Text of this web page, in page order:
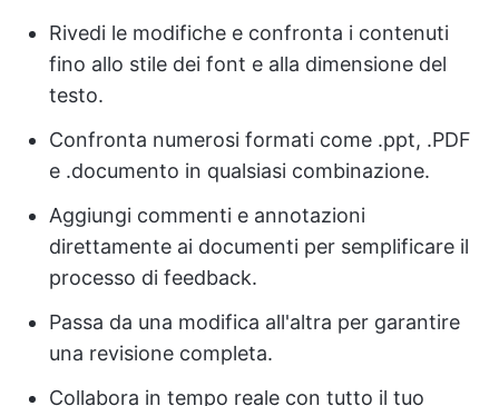
Rivedi le modifiche e confronta i contenuti
fino allo stile dei font e alla dimensione del
testo.
Confronta numerosi formati come .ppt, .PDF
e .documento in qualsiasi combinazione.
Aggiungi commenti e annotazioni
direttamente ai documenti per semplificare il
processo di feedback.
Passa da una modifica all'altra per garantire
una revisione completa.
Collabora in tempo reale con tutto il tuo